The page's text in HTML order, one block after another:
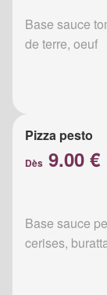
Base sauce
de terre, oeuf
Pizza pesto
Dès 9.00 €
Base sauce
cerises,